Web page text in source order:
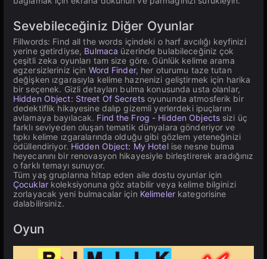
Sevebileceğiniz Diğer Oyunlar
Fillwords: Find all the words içindeki o harf avcılığı keyfinizi
yerine getirdiyse, Bulmaca üzerinde bulabileceğiniz çok
çeşitli zeka oyunları tam size göre. Günlük kelime arama
egzersizleriniz için Word Finder, her oturumu taze tutan
değişken ızgarasıyla kelime haznenizi geliştirmek için harika
bir seçenek. Gizli detayları bulma konusunda usta olanlar,
Hidden Object: Street Of Secretsoyununda atmosferik bir
dedektiflik hikayesine dalıp gizemli yerlerdeki ipuçlarını
avlamaya bayılacak. Find the Frog - Hidden Objects sizi üç
farklı seviyeden oluşan tematik dünyalara gönderiyor ve
tıpkı kelime ızgaralarında olduğu gibi gözlem yeteneğinizi
ödüllendiriyor. Hidden Object: My Hotelise nesne bulma
heyecanını bir renovasyon hikayesiyle birleştirerek aradığınız
o farklı temayı sunuyor.
Tüm yaş gruplarına hitap eden aile dostu oyunlar için
Çocuklarkoleksiyonuna göz atabilir veya kelime bilginizi
zorlayacak yeni bulmacalar için Kelimelerkategorisine
dalabilirsiniz.
Oyun